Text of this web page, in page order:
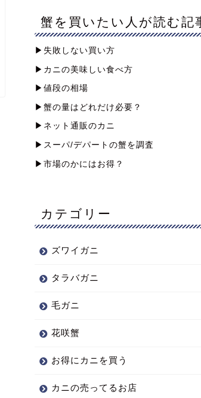
蟹を買いたい人が読む記
▶︎失敗しない買い方
▶︎カニの美味しい食べ方
▶︎値段の相場
▶︎蟹の量はどれだけ必要？
▶︎ネット通販のカニ
▶︎スーパ/デパートの蟹を調査
▶︎市場のかにはお得？
カテゴリー
ズワイガニ
タラバガニ
毛ガニ
花咲蟹
お得にカニを買う
カニの売ってるお店